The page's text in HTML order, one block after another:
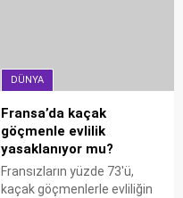
pakt kuralım" diyerek Latin
Amerika için yeni bir vizyon
çizdi.
DÜNYA
Fransa’da kaçak
göçmenle evlilik
yasaklanıyor mu?
Fransızların yüzde 73'ü,
kaçak göçmenlerle evliliğin